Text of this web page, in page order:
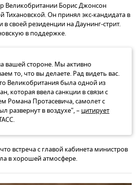
Великобритании Борис Джонсон
Тихановской. Он принял экс-кандидата в
в своей резиденции на Даунинг-стрит.
в поддержке.
вашей стороне. Мы активно
то, что вы делаете. Рад видеть вас.
Великобритания была одной из
которая ввела санкции в связи с
Романа Протасевича, самолет с
развернут в воздухе", – цитирует
встреча с главой кабинета министров
в хорошей атмосфере.